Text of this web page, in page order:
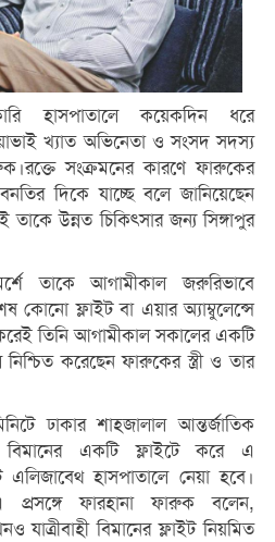
হাসপাতালে কয়েক‌দিন ধ‌রে
খ্যাত অভিনেতা ও সংসদ সদস্য
সংক্রমনের কারণে ফারুকের
দিকে যাচ্ছে বলে জা‌নিয়েছেন
তাকে উন্নত চি‌কিৎসার জন্য সিঙ্গাপুর
তা‌কে আগামীকাল জরুরিভা‌বে
কো‌নো ফ্লাইট বা এয়ার অ্যাম্বু‌লে‌ন্সে
তি‌নি আগামীকাল সকালের এক‌টি
করেছেন ফারুকের স্ত্রী ও তার
ঢাকার শাহজালাল আন্তর্জাতিক
বিমানের একটি ফ্লাইটে করে এ
হাসপাতালে নেয়া হবে।
প্রস‌ঙ্গে ফারহানা ফারুক বলেন,
যাত্রীবাহী বিমানের ফ্লাইট নিয়মিত